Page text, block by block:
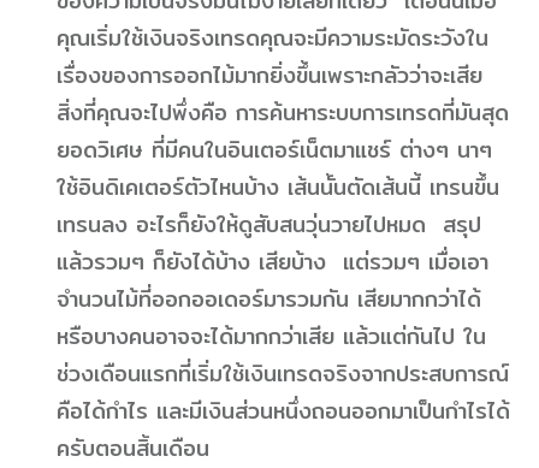
คุณเริ่มใช้เงินจริงเทรดคุณจะมีความระมัดระวังใน
เรื่องของการออกไม้มากยิ่งขึ้นเพราะกลัวว่าจะเสีย
สิ่งที่คุณจะไปพึ่งคือ การค้นหาระบบการเทรดที่มันสุด
ยอดวิเศษ ที่มีคนในอินเตอร์เน็ตมาแชร์ ต่างๆ นาๆ
ใช้อินดิเคเตอร์ตัวไหนบ้าง เส้นนั้นตัดเส้นนี้ เทรนขึ้น
เทรนลง อะไรก็ยังให้ดูสับสนวุ่นวายไปหมด สรุป
แล้วรวมๆ ก็ยังได้บ้าง เสียบ้าง แต่รวมๆ เมื่อเอา
จำนวนไม้ที่ออกออเดอร์มารวมกัน เสียมากกว่าได้
หรือบางคนอาจจะได้มากกว่าเสีย แล้วแต่กันไป ใน
ช่วงเดือนแรกที่เริ่มใช้เงินเทรดจริงจากประสบการณ์
คือได้กำไร และมีเงินส่วนหนึ่งถอนออกมาเป็นกำไรได้
ครับตอนสิ้นเดือน